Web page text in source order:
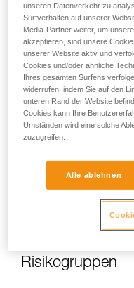
Bei direkter,
dem Auge Schaden
Netzhaut,
Makuladegeneration
umso gravierender für
gegenüber blauem Licht
Pflicht an, die Kunden
wenn diesebei
minimalsind.
Risikogruppen
unseren Datenverkehr zu
Surfverhalten auf unserer
Media-Partner weiter, um
akzeptieren, sind unsere
unserer Website aktiv und
Cookies und/oder ähnliche
Ihres gesamten Surfens
widerrufen, indem Sie auf den
unteren Rand der Website
Cookies kann Ihre
Umständen wird eine solche
zuzugreifen.
Alle ablehnen